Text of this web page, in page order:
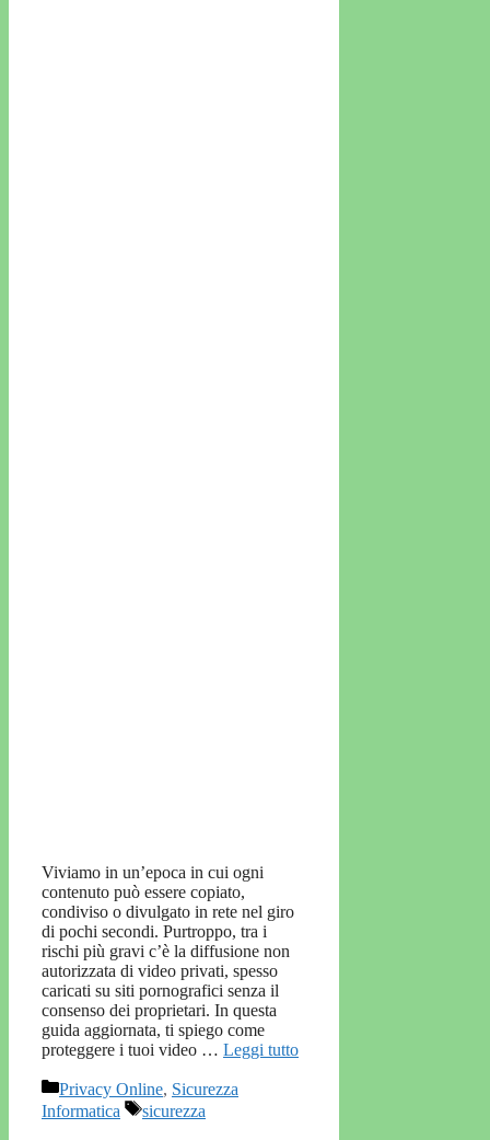
Viviamo in un’epoca in cui ogni
contenuto può essere copiato,
condiviso o divulgato in rete nel giro
di pochi secondi. Purtroppo, tra i
rischi più gravi c’è la diffusione non
autorizzata di video privati, spesso
caricati su siti pornografici senza il
consenso dei proprietari. In questa
guida aggiornata, ti spiego come
proteggere i tuoi video … Leggi tutto
Categorie
Privacy Online, Sicurezza
Informatica
Tag
sicurezza